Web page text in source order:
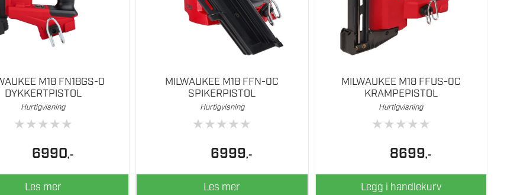
M18 FN18GS-0
DYKKERTPISTOL
Hurtigvisning
★★★★★
6990,-
Les mer
MILWAUKEE M18 FFN-0C
SPIKERPISTOL
Hurtigvisning
★★★★★
6999,-
Les mer
MILWAUKEE M18 FFUS-0C
KRAMPEPISTOL
Hurtigvisning
★★★★★
8699,-
Legg i handlekurv